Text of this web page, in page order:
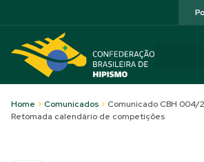
Home > Comunicados > Comunicado CBH 004/
Retomada calendário de competições